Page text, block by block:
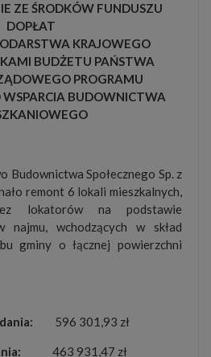
ZE ŚRODKÓW FUNDUSZU
DOPŁAT
KRAJOWEGO
BUDŻETU PAŃSTWA
PROGRAMU
BUDOWNICTWA
Budownictwa Społecznego Sp. z
remont 6 lokali mieszkalnych,
lokatorów na podstawie
najmu, wchodzących w skład
gminy o łącznej powierzchni
596 301,93 zł
463 931,47 zł